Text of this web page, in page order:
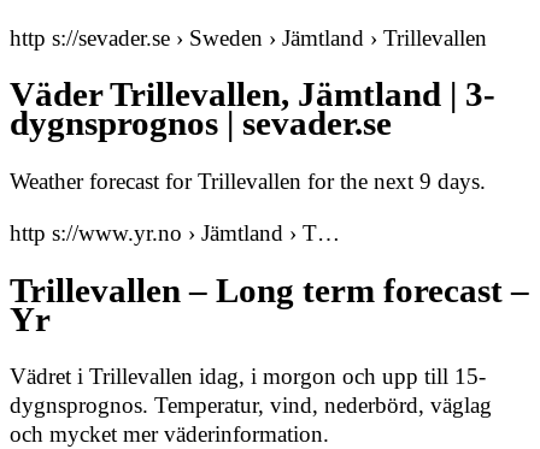
http s://sevader.se › Sweden › Jämtland › Trillevallen
Väder Trillevallen, Jämtland | 3-
dygnsprognos | sevader.se
Weather forecast for Trillevallen for the next 9 days.
http s://www.yr.no › Jämtland › T…
Trillevallen – Long term forecast –
Yr
Vädret i Trillevallen idag, i morgon och upp till 15-
dygnsprognos. Temperatur, vind, nederbörd, väglag
och mycket mer väderinformation.